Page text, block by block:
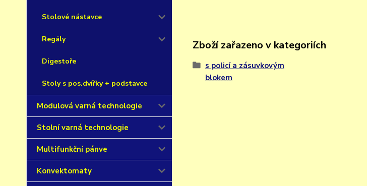
Stolové nástavce
Regály
Digestoře
Stoly s pos.dvířky + podstavce
Modulová varná technologie
Stolní varná technologie
Multifunkční pánve
Konvektomaty
Zboží zařazeno v kategoriích
s policí a zásuvkovým
blokem